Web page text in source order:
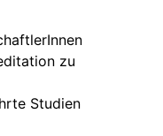
zu
Studien